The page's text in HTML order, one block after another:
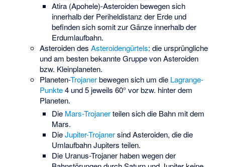
Atira (Apohele)-Asteroiden bewegen sich
innerhalb der Periheldistanz der Erde und
befinden sich somit zur Gänze innerhalb der
Erdumlaufbahn.
Asteroiden desAsteroidengürtels: die ursprüngliche
und am besten bekannte Gruppe von Asteroiden
bzw. Kleinplaneten.
Planeten-Trojanerbewegen sich um die Lagrange-
Punkte4 und 5 jeweils 60° vor bzw. hinter dem
Planeten.
Die Mars-Trojanerteilen sich die Bahn mit dem
Mars.
DieJupiter-Trojanersind Asteroiden, die die
Umlaufbahn Jupiters teilen.
Die Uranus-Trojaner haben wegen der